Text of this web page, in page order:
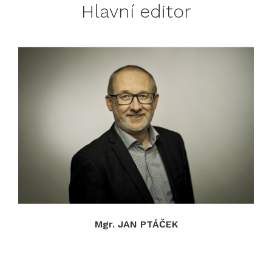
Hlavní editor
Mgr. JAN PTÁČEK